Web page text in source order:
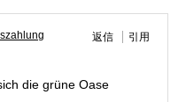
返信 引用
die grüne Oase